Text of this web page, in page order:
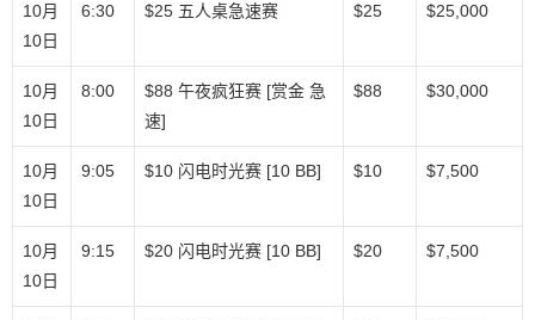
10月
10日
6:30 $25 五人桌急速赛 $25 $25,000
10月
10日
8:00
$88 午夜疯狂赛 [赏金 急
速]
$88 $30,000
10月
10日
9:05 $10 闪电时光赛 [10 BB] $10 $7,500
10月
10日
9:15 $20 闪电时光赛 [10 BB] $20 $7,500